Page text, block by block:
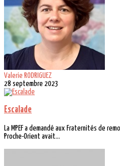
Valerie RODRIGUEZ
28 septembre 2023
Escalade
La MPEF a demandé aux Fraternités de
Proche-Orient avait...